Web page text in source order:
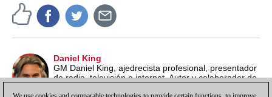
Daniel King
GM Daniel King, ajedrecista profesional, presentador
de radio, televisión e internet. Autor y colaborador de